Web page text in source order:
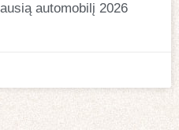
automobilį 2026